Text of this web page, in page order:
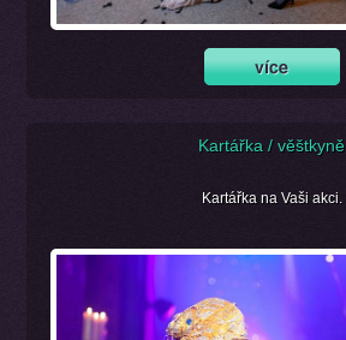
Kartářka / věštkyně
Kartářka na Vaši akci.